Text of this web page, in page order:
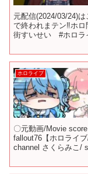
元配信(2024/03/24)
で終われまテン‼ホ
街すいせい #ホロ
ホロライブ
〇元動画/Movie
fallout76【ホロライ
channel さくらみこ/